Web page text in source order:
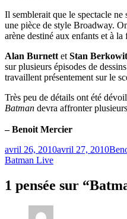
Il semblerait que le spectacle
une pièce de style Broadway.
arène destiné aux enfants et à la
Alan Burnett et Stan
sur plusieurs épisodes de
travaillent présentement sur le
Très peu de détails ont été
Batman devra affronter
– Benoit Mercier
Publié
le
avril 26, 2010avril 27, 2010
Batman Live
1 pensée sur